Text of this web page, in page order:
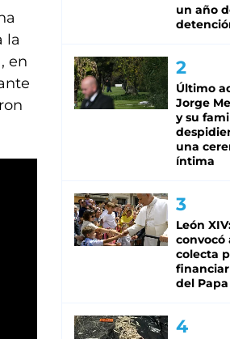
la
en
un año
Último
Jorge
y su
una
íntima
León
convocó
colecta
del Papa